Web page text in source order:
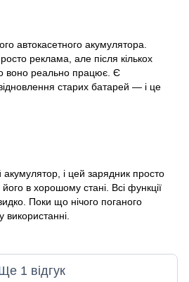
автокасетного акумулятора.
реклама, але після кількох
воно реально працює. Є
старих батарей — і це
і цей зарядник просто
в хорошому стані. Всі функції
Поки що нічого поганого
1 відгук